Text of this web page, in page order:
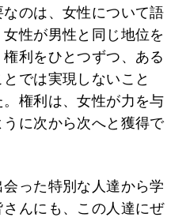
のは、女性について語
性が男性と同じ地位を
利をひとつずつ、ある
では実現しないこと
権利は、女性が力を与
に次から次へと獲得で
った特別な人達から学
んにも、この人達にぜ